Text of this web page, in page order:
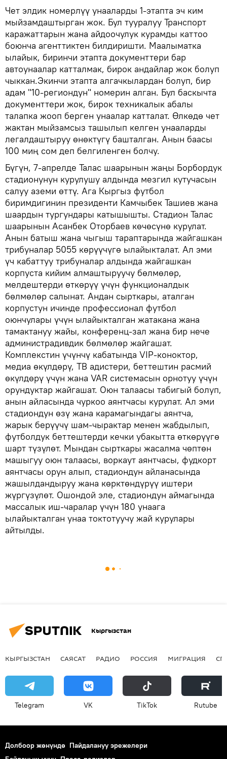
Чет элдик номерлүү унааларды 1-этапта эч ким
мыйзамдаштырган жок. Бул тууралуу Транспорт
каражаттарын жана айдоочулук курамды каттоо
боюнча агенттиктен билдиришти. Маалыматка
ылайык, биринчи этапта документтери бар
автоунаалар катталмак, бирок андайлар жок болуп
чыккан.Экинчи этапта алгачкылардан болуп, бир
адам "10-региондун" номерин алган. Бул баскычта
документтери жок, бирок техникалык абалы
талапка жооп берген унаалар катталат. Өлкөдө чет
жактан мыйзамсыз ташылып келген унааларды
легалдаштыруу өнөктүгү башталган. Анын баасы
100 миң сом деп белгиленген болчу.
Бүгүн, 7-апрелде Талас шаарынын жаңы Борбордук
стадионунун курулушу алдында мезгил кутучасын
салуу аземи өттү. Ага Кыргыз футбол
биримдигинин президенти Камчыбек Ташиев жана
шаардын тургундары катышышты. Стадион Талас
шаарынын Асанбек Оторбаев көчөсүнө курулат.
Анын батыш жана чыгыш тараптарында жайгашкан
трибуналар 5055 көрүүчүгө ылайыкталат. Ал эми
үч кабаттуу трибуналар алдында жайгашкан
корпуста кийим алмаштыруучу бөлмөлөр,
мелдештерди өткөрүү үчүн функционалдык
бөлмөлөр салынат. Андан сырткары, аталган
корпустун ичинде профессионал футбол
оюнчулары үчүн ылайыкталган жатакана жана
тамактануу жайы, конференц-зал жана бир нече
администрадивдик бөлмөлөр жайгашат.
Комплекстин үчүнчү кабатында VIP-коноктор,
медиа өкүлдөрү, ТВ адистери, беттештин расмий
өкүлдөрү үчүн жана VAR системасын орнотуу үчүн
орундуктар жайгашат. Оюн талаасы табигый болуп,
анын айласында чуркоо аянтчасы курулат. Ал эми
стадиондун өзү жана карамагындагы аянтча,
жарык берүүчү шам-чырактар менен жабдылып,
футболдук беттештерди кечки убакытта өткөрүүгө
шарт түзүлөт. Мындан сырткары жасалма чөптөн
машыгуу оюн талаасы, воркаут аянтчасы, фудкорт
аянтчасы орун алып, стадиондун айланасында
жашылдандыруу жана көрктөндүрүү иштери
жүргүзүлөт. Ошондой эле, стадиондун аймагында
массалык иш-чаралар үчүн 180 унаага
ылайыкталган унаа токтотуучу жай курулары
айтылды.
Кыргызстан
КЫРГЫЗСТАН САЯСАТ РАДИО РОССИЯ МИГРАЦИЯ
Telegram VK ТikТоk Rutube
Долбоор жөнүндө Пайдалануу эрежелери